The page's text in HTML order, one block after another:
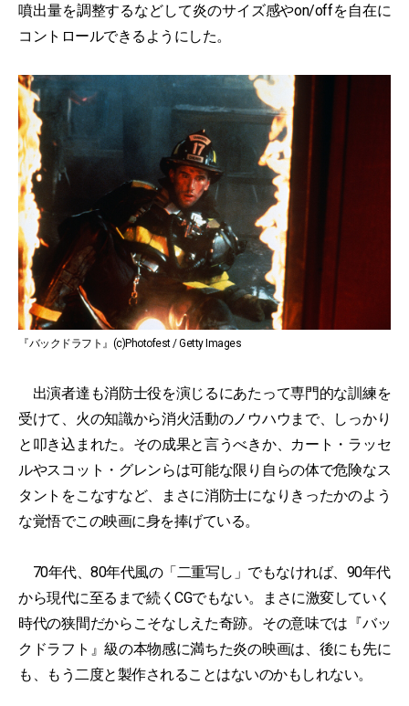
噴出量を調整するなどして炎のサイズ感やon/offを自在に
コントロールできるようにした。
『バックドラフト』(c)Photofest / Getty Images
出演者達も消防士役を演じるにあたって専門的な訓練を
受けて、火の知識から消火活動のノウハウまで、しっかり
と叩き込まれた。その成果と言うべきか、カート・ラッセ
ルやスコット・グレンらは可能な限り自らの体で危険なス
タントをこなすなど、まさに消防士になりきったかのよう
な覚悟でこの映画に身を捧げている。
70年代、80年代風の「二重写し」でもなければ、90年代
から現代に至るまで続くCGでもない。まさに激変していく
時代の狭間だからこそなしえた奇跡。その意味では『バッ
クドラフト』級の本物感に満ちた炎の映画は、後にも先に
も、もう二度と製作されることはないのかもしれない。